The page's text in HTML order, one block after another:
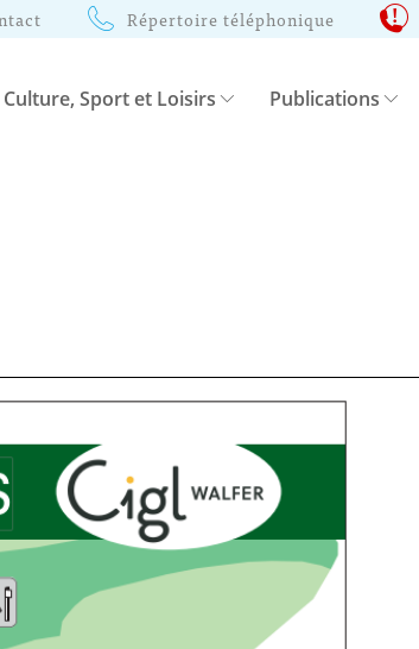
Répertoire téléphonique
Culture, Sport et Loisirs Publications